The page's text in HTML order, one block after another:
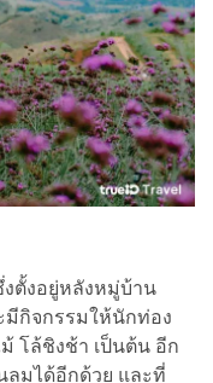
งตั้งอยู่หลังหมู่บ้าน
มีกิจกรรมให้นักท่อง
โล้ชิงช้า เป็นต้น อีก
ลมได้อีกด้วย และที่